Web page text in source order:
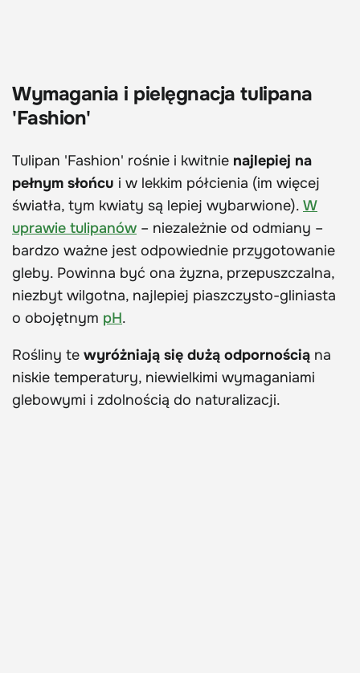
Wymagania i pielęgnacja tulipana
'Fashion'
Tulipan 'Fashion' rośnie i kwitnie najlepiej na
pełnym słońcu i w lekkim półcienia (im więcej
światła, tym kwiaty są lepiej wybarwione). W
uprawie tulipanów – niezależnie od odmiany –
bardzo ważne jest odpowiednie przygotowanie
gleby. Powinna być ona żyzna, przepuszczalna,
niezbyt wilgotna, najlepiej piaszczysto-gliniasta
o obojętnym pH.
Rośliny te wyróżniają się dużą odpornością na
niskie temperatury, niewielkimi wymaganiami
glebowymi i zdolnością do naturalizacji.